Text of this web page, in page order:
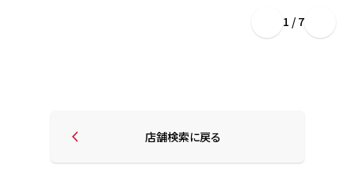
1 / 7
店舗検索に戻る